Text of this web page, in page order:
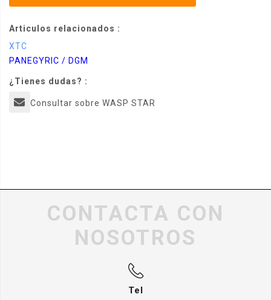
Articulos relacionados :
XTC
PANEGYRIC / DGM
¿Tienes dudas? :
Consultar sobre WASP STAR
CONTACTA CON
NOSOTROS
Tel